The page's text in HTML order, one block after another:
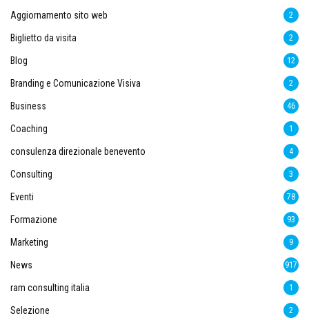
Aggiornamento sito web 2
Biglietto da visita 2
Blog 12
Branding e Comunicazione Visiva 2
Business 46
Coaching 1
consulenza direzionale benevento 4
Consulting 3
Eventi 78
Formazione 93
Marketing 9
News 917
ram consulting italia 1
Selezione 2